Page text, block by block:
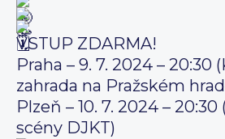
VSTUP ZDARMA!
Praha – 9. 7. 2024 – 20:30
zahrada na Pražském
Plzeň – 10. 7. 2024 –
scény DJKT)